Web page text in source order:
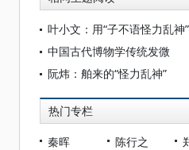
叶小文：用“子不语怪力乱神
中国古代博物学传统发微
阮炜：舶来的“怪力乱神”
热门专栏
秦晖 陈行之